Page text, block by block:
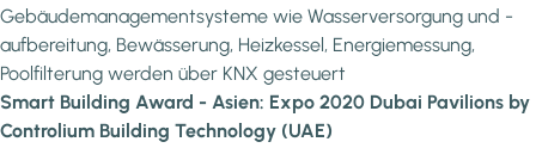
Gebäudemanagementsysteme wie Wasserversorgung und -
aufbereitung, Bewässerung, Heizkessel, Energiemessung,
Poolfilterung werden über KNX gesteuert
Smart Building Award - Asien: Expo 2020 Dubai Pavilions by
Controlium Building Technology (UAE)